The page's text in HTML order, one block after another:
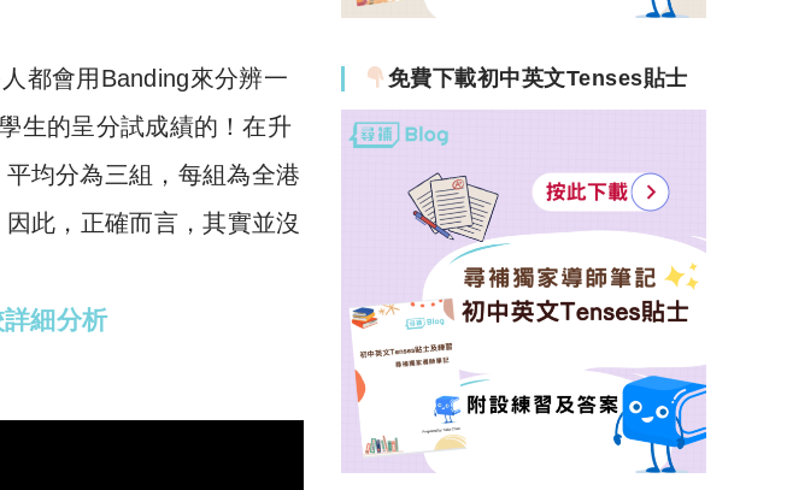
都會用Banding來分辨一
生的呈分試成績的！在升
均分為三組，每組為全港
此，正確而言，其實並沒
細分析
免費下載初中英文Tenses貼士